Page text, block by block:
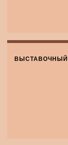
ВЫСТАВОЧНЫЙ